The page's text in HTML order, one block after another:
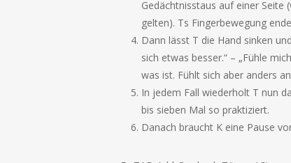
Gedächtnisstaus auf einer Seite
gelten). Ts Fingerbewegung
Dann lässt T die Hand sinken
sich etwas besser.“ – „Fühle
was ist. Fühlt sich aber anders
In jedem Fall wiederholt T nun
bis sieben Mal so praktiziert.
Danach braucht K eine Pause